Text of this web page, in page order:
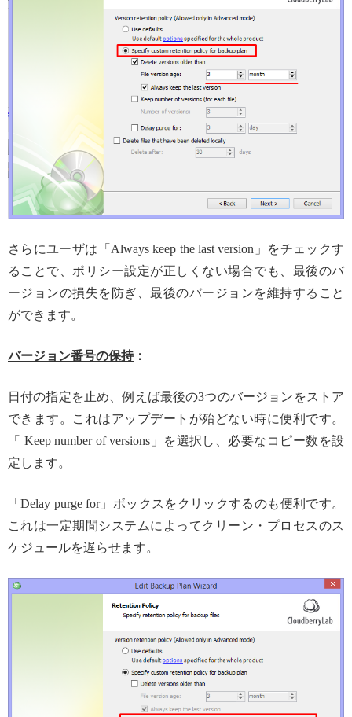
さらにユーザは「Always keep the last version」をチェックす
ることで、ポリシー設定が正しくない場合でも、最後のバ
ージョンの損失を防ぎ、最後のバージョンを維持すること
ができます。
バージョン番号の保持：
日付の指定を止め、例えば最後の3つのバージョンをストア
できます。これはアップデートが殆どない時に便利です。
「 Keep number of versions」を選択し、必要なコピー数を設
定します。
「Delay purge for」ボックスをクリックするのも便利です。
これは一定期間システムによってクリーン・プロセスのス
ケジュールを遅らせます。